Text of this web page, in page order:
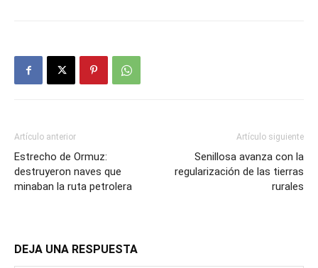
Artículo anterior
Estrecho de Ormuz:
destruyeron naves que
minaban la ruta petrolera
Artículo siguiente
Senillosa avanza con la
regularización de las tierras
rurales
DEJA UNA RESPUESTA